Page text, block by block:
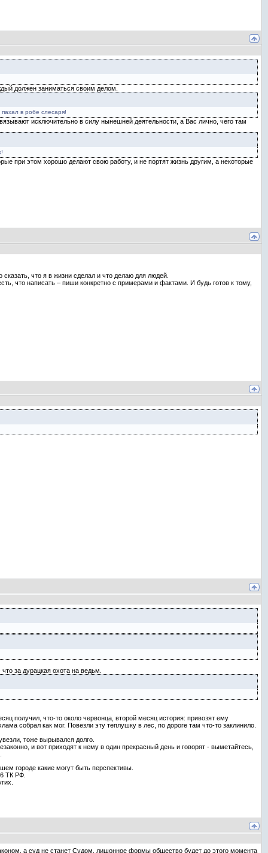
должен заниматься своим делом.
в робе слесаря!
исключительно в силу нынешней деятельности, а Вас лично, чего там
при этом хорошо делают свою работу, и не портят жизнь другим, а некоторые
что я в жизни сделал и что делаю для людей.
что написать – пиши конкретно с примерами и фактами. И будь готов к тому,
за дурацкая охота на ведьм.
получил, что-то около червонца, второй месяц история: привозят ему
собрал как мог. Повезли эту теплушку в лес, по дороге там что-то заклинило.
тоже вырывался долго.
и вот приходят к нему в один прекрасный день и говорят - выметайтесь,
городе какие могут быть перспективы.
ТК РФ.
а суд не станет Судом, лишонное формы общество будет до этого момента